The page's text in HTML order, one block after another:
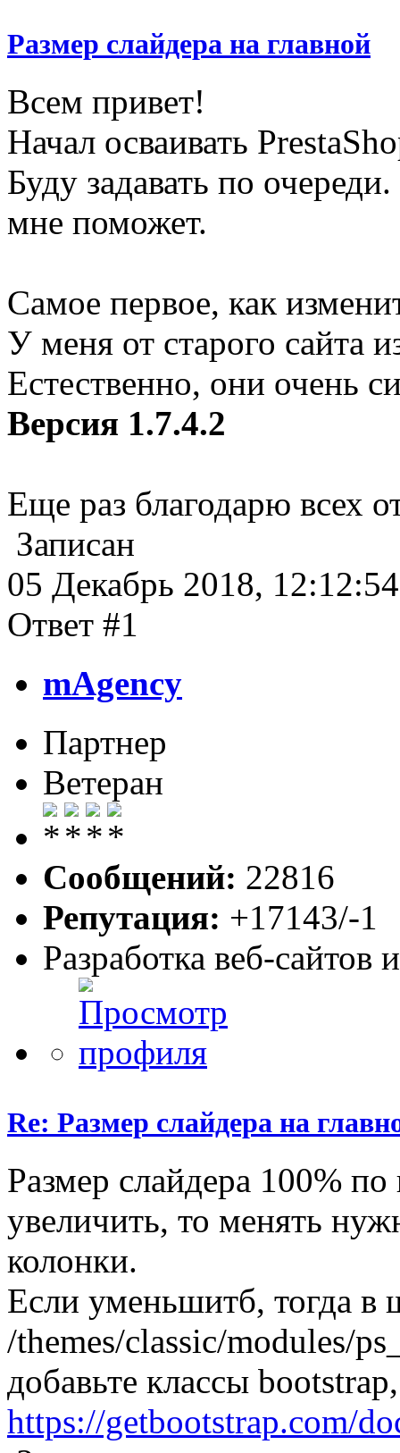
Размер слайдера на главной
Всем привет!
Начал осваивать
Буду задавать по
мне поможет.
Самое первое, как
У меня от старого сайта
Естественно, они очень
Версия 1.7.4.2
Еще раз благодарю всех
Записан
05 Декабрь 2018, 12:12:54
Ответ #1
mAgency
Партнер
Ветеран
Сообщений: 22816
Репутация: +17143/-1
Разработка веб-
Re: Размер слайдера на
Размер слайдера 100%
увеличить, то менять
колонки.
Если уменьшитб, тогда в
/themes/classic/modules/
добавьте классы
https://getbootstrap.com/